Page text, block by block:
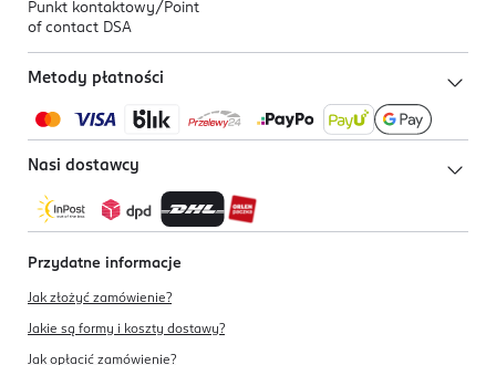
Punkt kontaktowy/ Point
of contact DSA
Metody płatności
Nasi dostawcy
Przydatne informacje
Jak złożyć zamówienie?
Jakie są formy i koszty dostawy?
Jak opłacić zamówienie?